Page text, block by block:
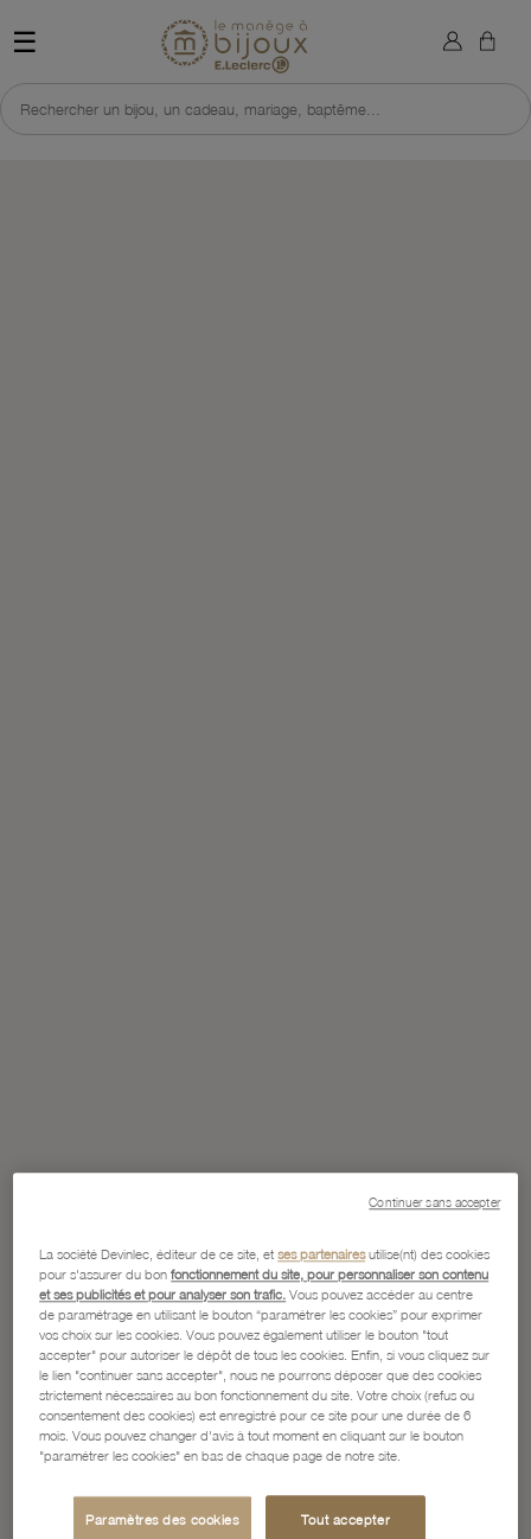
☰ Retour à l'accueil du site
Rechercher un bijou, un cadeau, mariage, baptême...
×
La société Devinlec, éditeur de ce site, etses partenairesutilise(nt) des cookies
pour s'assurer du bonfonctionnement du site, pour personnaliser son contenu
et ses publicités et pour analyser son trafic. Vous pouvez accéder au centre
de paramétrage en utilisant le bouton “paramétrer les cookies” pour exprimer
vos choix sur les cookies. Vous pouvez également utiliser le bouton "tout
accepter" pour autoriser le dépôt de tous les cookies. Enfin, si vous cliquez sur
le lien "continuer sans accepter", nous ne pourrons déposer que des cookies
strictement nécessaires au bon fonctionnement du site. Votre choix (refus ou
consentement des cookies) est enregistré pour ce site pour une durée de 6
mois. Vous pouvez changer d'avis à tout moment en cliquant sur le bouton
"paramétrer les cookies" en bas de chaque page de notre site.
Paramètres des cookies Tout accepter
Continuer sans accepter